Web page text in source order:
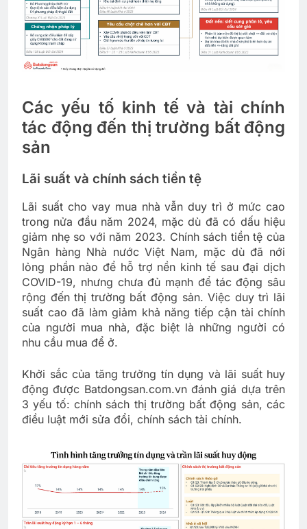
Các yếu tố kinh tế và tài chính
tác động đến thị trường bất động
sản
Lãi suất và chính sách tiền tệ
Lãi suất cho vay mua nhà vẫn duy trì ở mức cao
trong nửa đầu năm 2024, mặc dù đã có dấu hiệu
giảm nhẹ so với năm 2023. Chính sách tiền tệ của
Ngân hàng Nhà nước Việt Nam, mặc dù đã nới
lỏng phần nào để hỗ trợ nền kinh tế sau đại dịch
COVID-19, nhưng chưa đủ mạnh để tác động sâu
rộng đến thị trường bất động sản. Việc duy trì lãi
suất cao đã làm giảm khả năng tiếp cận tài chính
của người mua nhà, đặc biệt là những người có
nhu cầu mua để ở.
Khởi sắc của tăng trưởng tín dụng và lãi suất huy
động được Batdongsan.com.vn đánh giá dựa trên
3 yếu tố: chính sách thị trường bất động sản, các
điều luật mới sửa đổi, chính sách tài chính.